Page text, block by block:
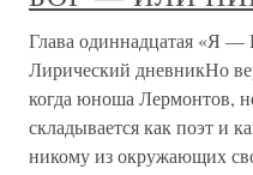
Глава одиннадцатая
Лирический дневникНо
когда юноша Лермонтов,
складывается как поэт и
никому из окружающих